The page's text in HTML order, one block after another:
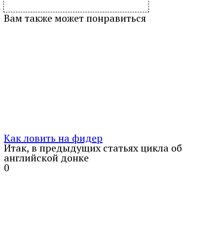
Вам также может понравиться
Как ловить на фидер
Итак, в предыдущих статьях цикла об
английской донке
0